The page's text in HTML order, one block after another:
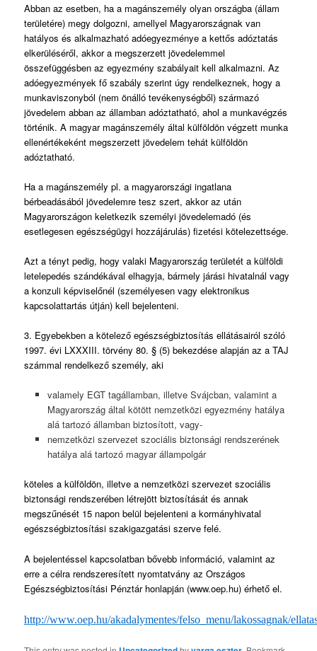
Abban az esetben, ha a magánszemély olyan országba (állam
területére) megy dolgozni, amellyel Magyarországnak van
hatályos és alkalmazható adóegyezménye a kettős adóztatás
elkerüléséről, akkor a megszerzett jövedelemmel
összefüggésben az egyezmény szabályait kell alkalmazni. Az
adóegyezmények fő szabály szerint úgy rendelkeznek, hogy a
munkaviszonyból (nem önálló tevékenységből) származó
jövedelem abban az államban adóztatható, ahol a munkavégzés
történik. A magyar magánszemély által külföldön végzett munka
ellenértékeként megszerzett jövedelem tehát külföldön
adóztatható.
Ha a magánszemély pl. a magyarországi ingatlana
bérbeadásából jövedelemre tesz szert, akkor az után
Magyarországon keletkezik személyi jövedelemadó (és
esetlegesen egészségügyi hozzájárulás) fizetési kötelezettsége.
Azt a tényt pedig, hogy valaki Magyarország területét a külföldi
letelepedés szándékával elhagyja, bármely járási hivatalnál vagy
a konzuli képviselőnél (személyesen vagy elektronikus
kapcsolattartás útján) kell bejelenteni.
3. Egyebekben a kötelező egészségbiztosítás ellátásairól szóló
1997. évi LXXXIII. törvény 80. § (5) bekezdése alapján az a TAJ
számmal rendelkező személy, aki
valamely EGT tagállamban, illetve Svájcban, valamint a
Magyarország által kötött nemzetközi egyezmény hatálya
alá tartozó államban biztosított, vagy-
nemzetközi szervezet szociális biztonsági rendszerének
hatálya alá tartozó magyar állampolgár
köteles a külföldön, illetve a nemzetközi szervezet szociális
biztonsági rendszerében létrejött biztosítását és annak
megszűnését 15 napon belül bejelenteni a kormányhivatal
egészségbiztosítási szakigazgatási szerve felé.
A bejelentéssel kapcsolatban bővebb információ, valamint az
erre a célra rendszeresített nyomtatvány az Országos
Egészségbiztosítási Pénztár honlapján (www.oep.hu) érhető el.
http://www.oep.hu/akadalymentes/felso_menu/lakossagnak/